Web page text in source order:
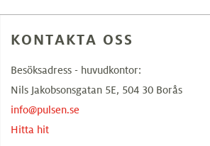
KONTAKTA OSS
Besöksadress - huvudkontor:
Nils Jakobsonsgatan 5E, 504 30 Borås
info@pulsen.se
Hitta hit